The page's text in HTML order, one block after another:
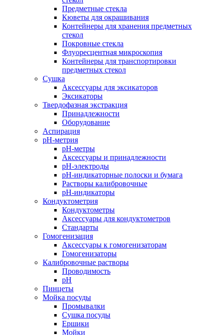
Предметные стекла
Кюветы для окрашивания
Контейнеры для хранения предметных
стекол
Покровные стекла
Флуоресцентная микроскопия
Контейнеры для транспортировки
предметных стекол
Сушка
Аксессуары для эксикаторов
Эксикаторы
Твердофазная экстракция
Принадлежности
Оборудование
Аспирация
pH-метрия
pH-метры
Аксессуары и принадлежности
pH-электроды
pH-индикаторные полоски и бумага
Растворы калибровочные
pH-индикаторы
Кондуктометрия
Кондуктометры
Аксессуары для кондуктометров
Стандарты
Гомогенизация
Аксессуары к гомогенизаторам
Гомогенизаторы
Калибровочные растворы
Проводимость
pH
Пинцеты
Мойка посуды
Промывалки
Сушка посуды
Ершики
Мойки